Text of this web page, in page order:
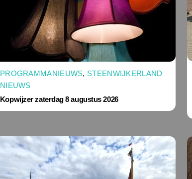
PROGRAMMANIEUWS, STEENWIJKERLAND
NIEUWS
Kopwijzer zaterdag 8 augustus 2026